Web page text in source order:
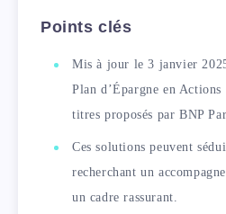
Points clés
Mis à jour le 3 janvier
Plan d’Épargne en
titres proposés par BNP
Ces solutions peuvent
recherchant un
un cadre rassurant.